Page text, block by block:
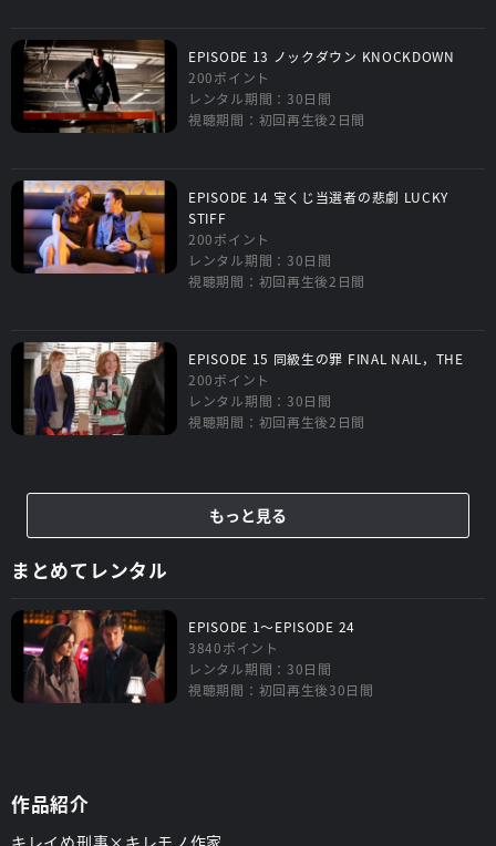
EPISODE 13 ノックダウン KNOCKDOWN
200ポイント
レンタル期間：30日間
視聴期間：初回再生後2日間
EPISODE 14 宝くじ当選者の悲劇 LUCKY
STIFF
200ポイント
レンタル期間：30日間
視聴期間：初回再生後2日間
EPISODE 15 同級生の罪 FINAL NAIL，THE
200ポイント
レンタル期間：30日間
視聴期間：初回再生後2日間
もっと見る
まとめてレンタル
EPISODE 1～EPISODE 24
3840ポイント
レンタル期間：30日間
視聴期間：初回再生後30日間
作品紹介
キレイめ刑事×キレモノ作家